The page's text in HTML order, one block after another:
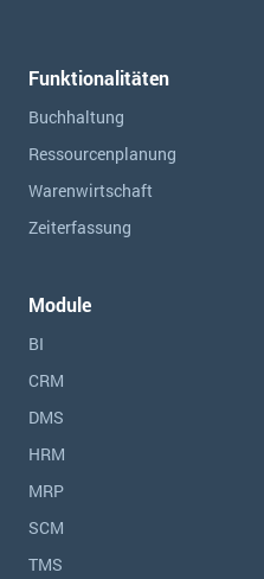
Funktionalitäten
Buchhaltung
Ressourcen­planung
Warenwirtschaft
Zeiterfassung
Module
BI
CRM
DMS
HRM
MRP
SCM
TMS